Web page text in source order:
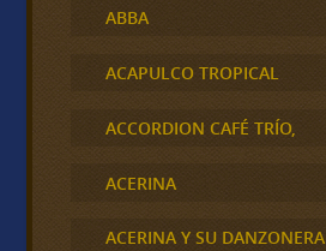
ABBA
ACAPULCO TROPICAL
ACCORDION CAFÉ TRÍO,
ACERINA
ACERINA Y SU DANZONERA